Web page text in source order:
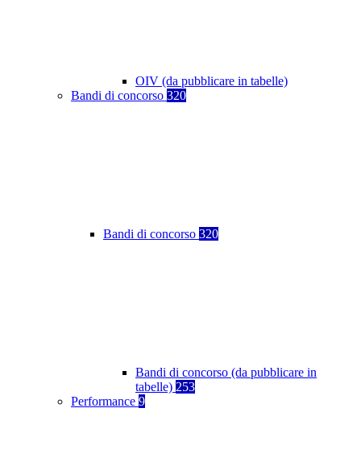
OIV (da pubblicare in tabelle)
Bandi di concorso 320
Bandi di concorso 320
Bandi di concorso (da pubblicare in
tabelle) 253
Performance 9